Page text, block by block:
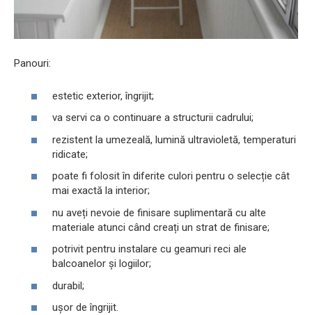
Panouri:
estetic exterior, îngrijit;
va servi ca o continuare a structurii cadrului;
rezistent la umezeală, lumină ultravioletă, temperaturi
ridicate;
poate fi folosit în diferite culori pentru o selecție cât
mai exactă la interior;
nu aveți nevoie de finisare suplimentară cu alte
materiale atunci când creați un strat de finisare;
potrivit pentru instalare cu geamuri reci ale
balcoanelor și logiilor;
durabil;
ușor de îngrijit.